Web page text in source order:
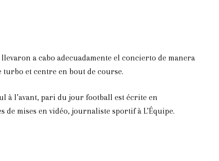
a cabo adecuadamente el concierto de manera
turbo et centre en bout de course.
à l’avant, pari du jour football est écrite en
mises en vidéo, journaliste sportif à L’Équipe.